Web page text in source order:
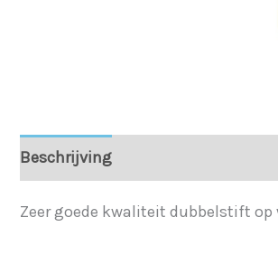
Beschrijving
Zeer goede kwaliteit dubbelstift